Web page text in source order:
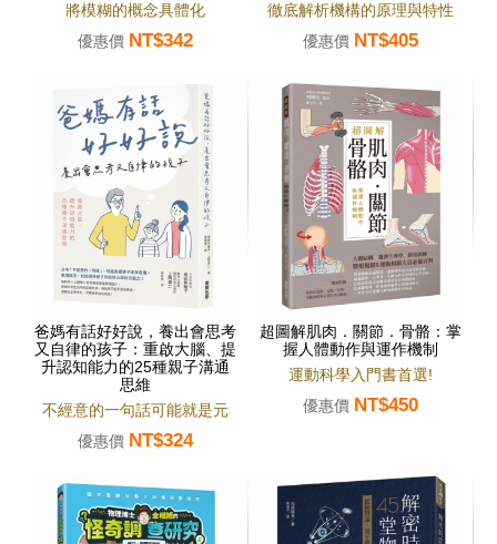
將模糊的概念具體化
優惠價 NT$342
徹底解析機構的原理與特性
優惠價 NT$405
爸媽有話好好說，養出會思考
又自律的孩子：重啟大腦、提
升認知能力的25種親子溝通
思維
不經意的一句話可能就是元
兇!!
優惠價 NT$324
超圖解肌肉．關節．骨骼：掌
握人體動作與運作機制
運動科學入門書首選!
優惠價 NT$450